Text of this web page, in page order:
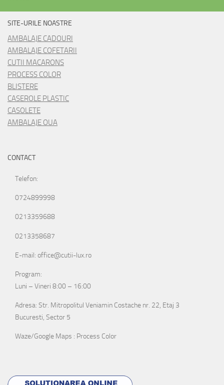
SITE-URILE NOASTRE
AMBALAJE CADOURI
AMBALAJE COFETARII
CUTII MACARONS
PROCESS COLOR
BLISTERE
CASEROLE PLASTIC
CASOLETE
AMBALAJE OUA
CONTACT
Telefon:
0724899998
0213359688
0213358687
E-mail: office@cutii-lux.ro
Program:
Luni – Vineri 8:00 – 16:00
Adresa: Str. Mitropolitul Veniamin Costache nr. 22, Etaj 3
Bucuresti, Sector 5
Waze/Google Maps : Process Color